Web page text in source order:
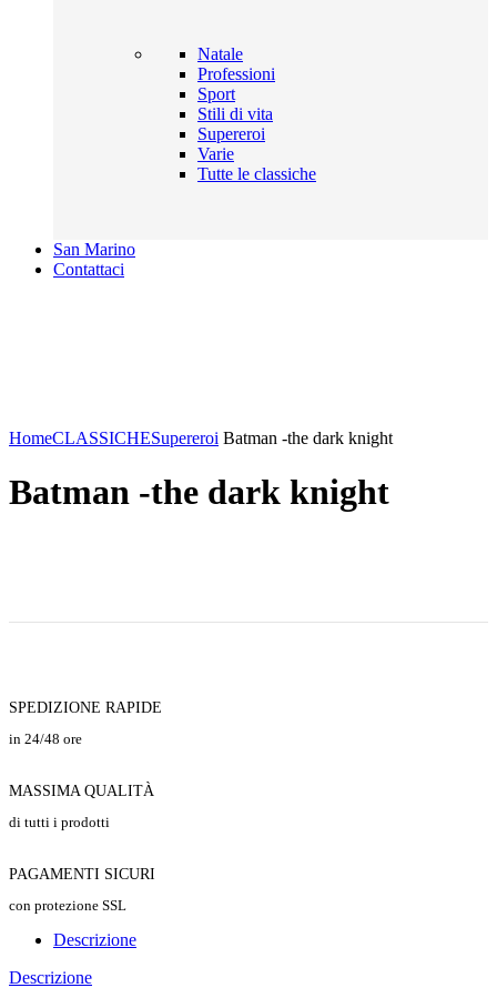
Natale
Professioni
Sport
Stili di vita
Supereroi
Varie
Tutte le classiche
San Marino
Contattaci
HomeCLASSICHESupereroi Batman -the dark knight
Batman -the dark knight
SPEDIZIONE RAPIDE
in 24/48 ore
MASSIMA QUALITÀ
di tutti i prodotti
PAGAMENTI SICURI
con protezione SSL
Descrizione
Descrizione